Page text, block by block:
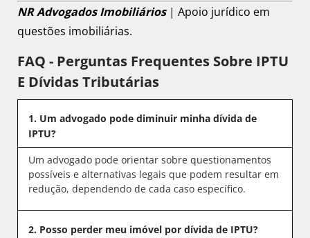
NR Advogados Imobiliários | Apoio jurídico em
questões imobiliárias.
FAQ - Perguntas Frequentes Sobre IPTU
E Dívidas Tributárias
1. Um advogado pode diminuir minha dívida de
IPTU?
Um advogado pode orientar sobre questionamentos
possíveis e alternativas legais que podem resultar em
redução, dependendo de cada caso específico.
2. Posso perder meu imóvel por dívida de IPTU?